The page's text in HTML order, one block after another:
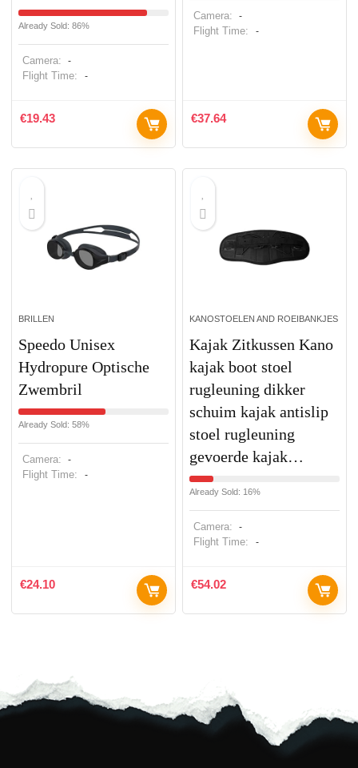
Already Sold: 86%
Camera: -
Flight Time: -
€19.43
Camera: -
Flight Time: -
€37.64
BRILLEN
Speedo Unisex
Hydropure Optische
Zwembril
Already Sold: 58%
Camera: -
Flight Time: -
€24.10
KANOSTOELEN AND ROEIBANKJES
Kajak Zitkussen Kano
kajak boot stoel
rugleuning dikker
schuim kajak antislip
stoel rugleuning
gevoerde kajak…
Already Sold: 16%
Camera: -
Flight Time: -
€54.02